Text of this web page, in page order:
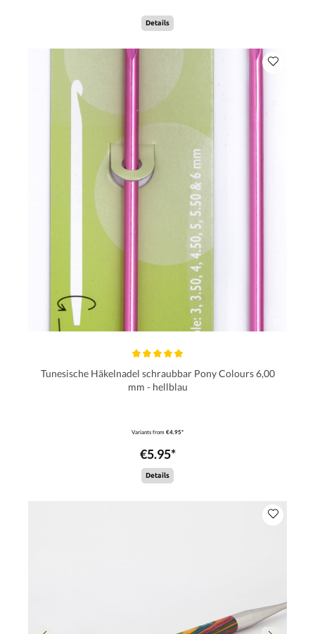
Details
Tunesische Häkelnadel schraubbar Pony Colours 6,00
mm - hellblau
Variants from €4.95*
€5.95*
Details